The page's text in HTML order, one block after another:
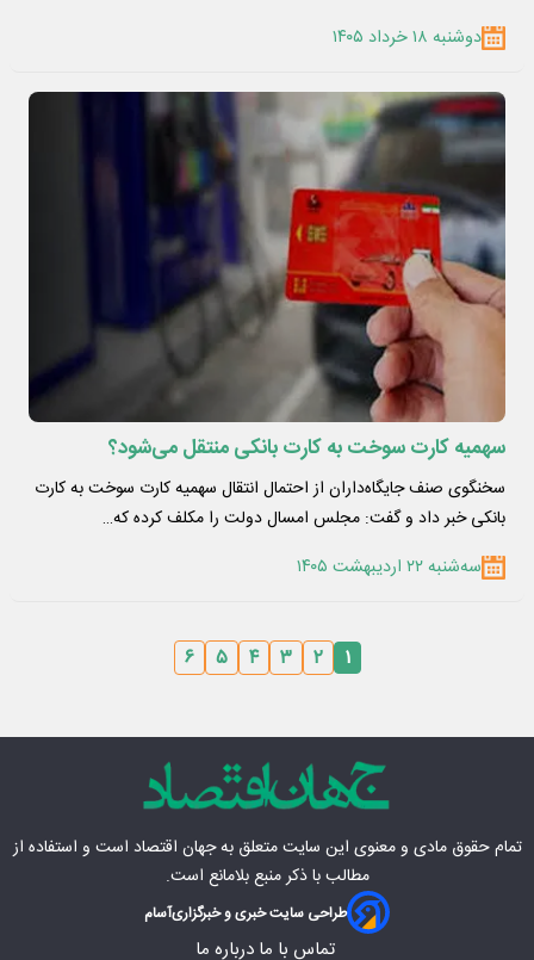
دوشنبه ۱۸ خرداد ۱۴۰۵
سهمیه کارت سوخت به کارت بانکی منتقل می‌شود؟
سخنگوی صنف جایگاه‌داران از احتمال انتقال سهمیه کارت سوخت به کارت
بانکی خبر داد و گفت: مجلس امسال دولت را مکلف کرده که…
سه‌شنبه ۲۲ اردیبهشت ۱۴۰۵
۱ ۲ ۳ ۴ ۵ ۶
تمام حقوق مادی‌ و معنوی این سایت متعلق بهجهان اقتصاد است و استفاده از
مطالب با ذکر منبع بلامانع است.
طراحی سایت خبری و خبرگزاریآسام
تماس با ما درباره ما